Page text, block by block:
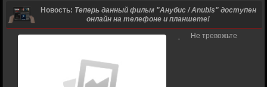
Новость: Теперь данный фильм "Анубис / Anubis" доступен
онлайн на телефоне и планшете!
Не тревожьте